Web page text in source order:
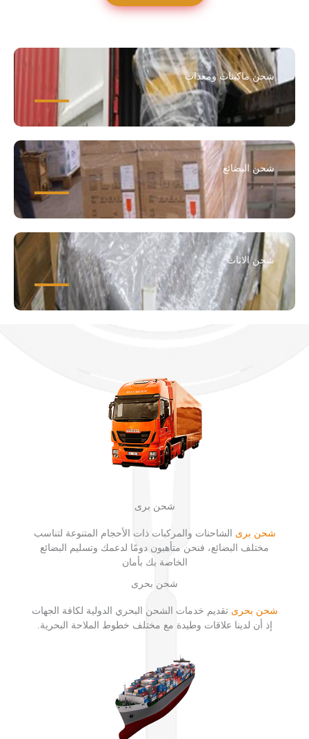
شحن ماكينات ومعدات
شحن البضائع
شحن الاثاث
شحن برى
شحن برى الشاحنات والمركبات ذات الأحجام المتنوعة لتناسب
مختلف البضائع، فنحن متأهبون دومًا لدعمك وتسليم البضائع
الخاصة بك بأمان
شحن بحرى
شحن بحرى تقديم خدمات الشحن البحري الدولية لكافة الجهات
إذ أن لدينا علاقات وطيدة مع مختلف خطوط الملاحة البحرية.